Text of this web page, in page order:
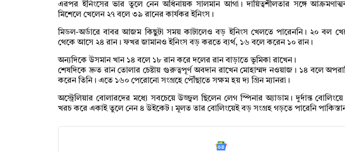
এরপর ইনিংসের ভার তুলে নেন অধিনায়ক সালমান আগা। দায়িত্বশীলতার সঙ্গে
মিশেলে খেলেন ২৭ বলে ৩৯ রানের কার্যকর ইনিংস।
মিডল-অর্ডারে বাবর আজম কিছুটা সময় কাটালেও বড় ইনিংস খেলতে পারেননি। ২০ বল
থেকে আসে ২৪ রান। ফখর জামানও ইনিংস বড় করতে ব্যর্থ, ১৬ বলে করেন ১০ রান।
অন্যদিকে উসমান খান ১৪ বলে ১৮ রান করে দলের রান বাড়াতে ভূমিকা রাখেন।
শেষদিকে দ্রুত রান তোলার চেষ্টায় গুরুত্বপূর্ণ অবদান রাখেন মোহাম্মদ নওয়াজ। ১৪ বলে
করেন তিনি। এতে ১৬০ পেরোনো সংগ্রহে পৌঁছাতে সক্ষম হয় দ্য গ্রিন ম্যানরা।
অস্ট্রেলিয়ার বোলারদের মধ্যে সবচেয়ে উজ্জ্বল ছিলেন লেগ স্পিনার অ্যাডাম। দুর্দান্ত বোলিংয়ে
খরচ করে একাই তুলে নেন ৪ উইকেট। মূলত তার বোলিংয়েই বড় সংগ্রহ গড়তে পারেনি